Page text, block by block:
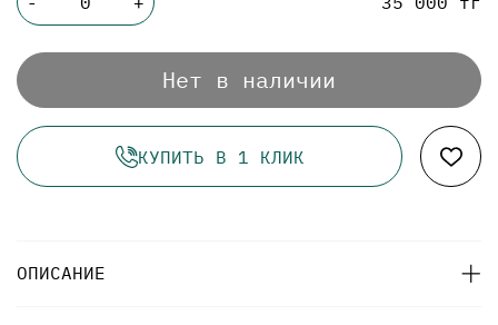
Нет в наличии
КУПИТЬ В 1 КЛИК
ОПИСАНИЕ